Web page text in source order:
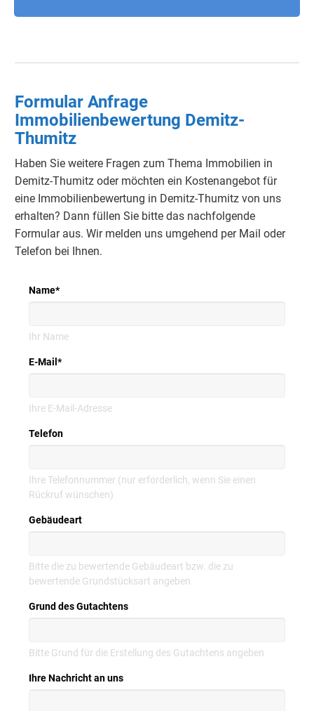
Formular Anfrage
Immobilienbewertung Demitz-
Thumitz
Haben Sie weitere Fragen zum Thema Immobilien in
Demitz-Thumitz oder möchten ein Kostenangebot für
eine Immobilienbewertung in Demitz-Thumitz von uns
erhalten? Dann füllen Sie bitte das nachfolgende
Formular aus. Wir melden uns umgehend per Mail oder
Telefon bei Ihnen.
Name*
Ihr Name
E-Mail *
Ihre E-Mail-Adresse
Telefon
Ihre Telefonnummer (nur erforderlich, wenn Sie einen
Rückruf wünschen)
Gebäudeart
Bitte die zu bewertende Gebäudeart bzw. die zu
bewertende Grundstücksart angeben
Grund des Gutachtens
Bitte Grund für die Erstellung des Gutachtens angeben
Ihre Nachricht an uns